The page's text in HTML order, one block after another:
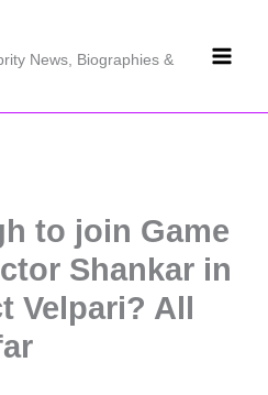
News, Biographies &
to join Game
Shankar in
Velpari? All